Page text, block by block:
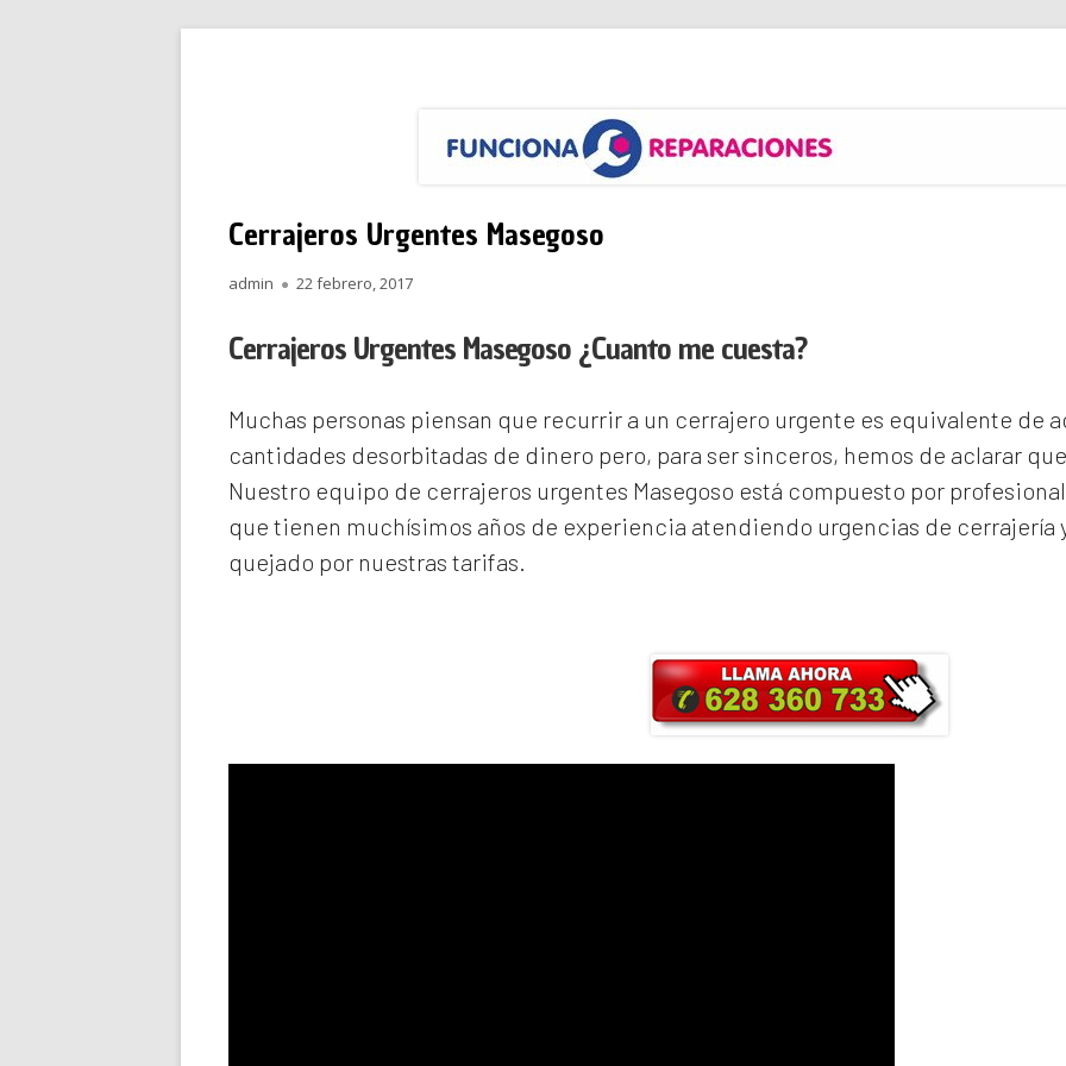
Cerrajeros Urgentes Masegoso
Autor
admin
Publicado
22 febrero, 2017
Cerrajeros Urgentes Masegoso ¿Cuanto me cuesta?
Muchas personas piensan que recurrir a un cerrajero urgente es equivalente de
cantidades desorbitadas de dinero pero, para ser sinceros, hemos de aclarar
Nuestro equipo de cerrajeros urgentes Masegoso está compuesto por
que tienen muchísimos años de experiencia atendiendo urgencias de cerrajería
quejado por nuestras tarifas.